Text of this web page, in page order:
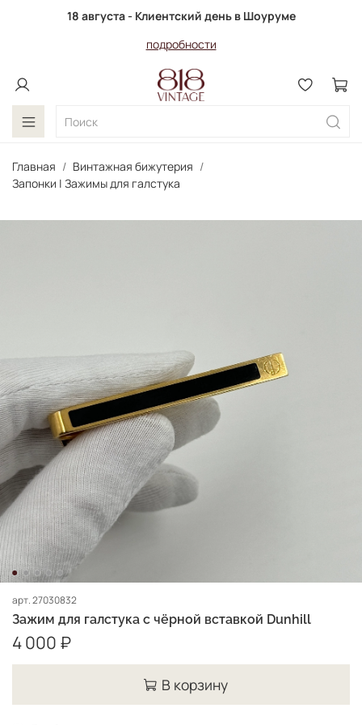
18 августа - Клиентский день в Шоуруме
подробности
Главная
Винтажная бижутерия
Запонки | Зажимы для галстука
арт.27030832
Зажим для галстука с чёрной вставкой Dunhill
4 000 ₽
В корзину